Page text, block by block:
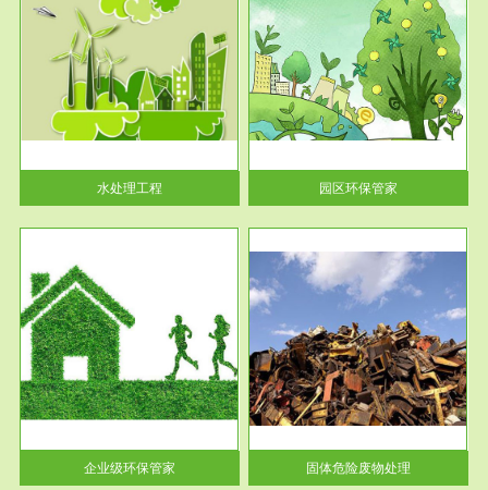
水处理工程
服务范围
园区环保管家
2016 年 4 月，环保部下发《关
于积极发挥环境保护作用促进供
给侧结...
园区环保管家
企业级环保管家
服务范围
固体危险废物处理
固体废物解释：固体废物是指人
们在生产建设、日常生活和其他
活动中...
固体危险废物处理